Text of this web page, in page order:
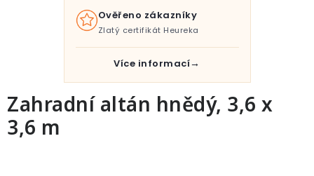
Zahradní altán hnědý, 3,6 x
3,6 m
Ověřeno zákazníky
Zlatý certifikát Heureka
Více informací